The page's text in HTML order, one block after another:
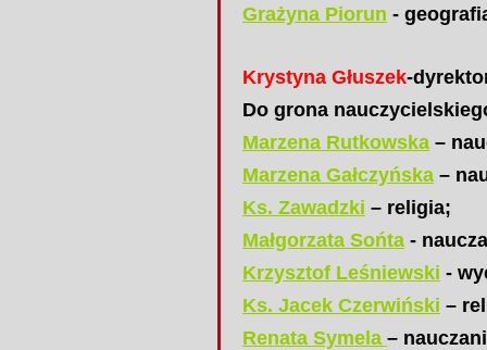
Grażyna Piorun -
Krystyna Głuszek-
Do grona
Marzena Rutkowska –
Marzena Gałczyńska –
Ks. Zawadzki – religia;
Małgorzata Sońta -
Krzysztof Leśniewski -
Ks. Jacek Czerwiński –
Renata Symela –